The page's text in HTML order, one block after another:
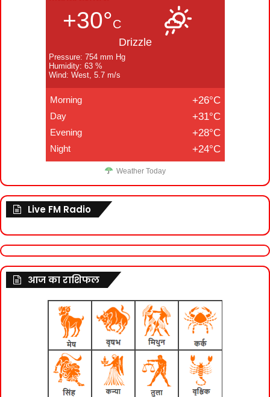
+30°C
Drizzle
Pressure: 754 mm Hg
Humidity: 63 %
Wind: West, 5.7 m/s
Morning +26°C
Day +31°C
Evening +28°C
Night +24°C
Weather Today
Live FM Radio
आज का राशिफल